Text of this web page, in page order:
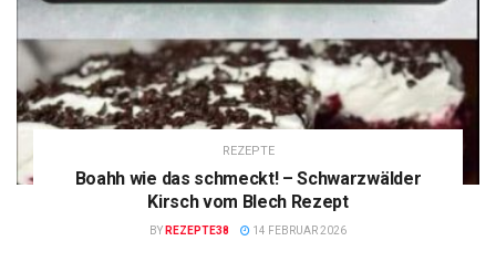
REZEPTE
Boahh wie das schmeckt! – Schwarzwälder
Kirsch vom Blech Rezept
BY REZEPTE38 14 FEBRUAR 2026